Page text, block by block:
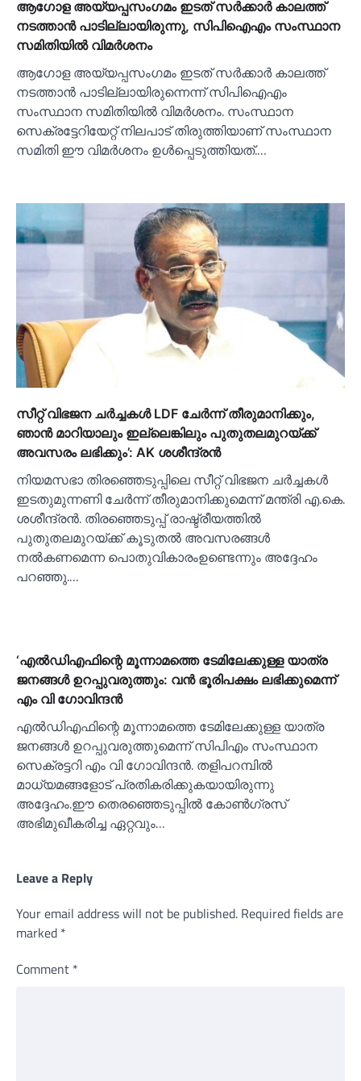
ആഗോള അയ്യപ്പസംഗമം ഇടത് സര്‍ക്കാര്‍ കാലത്ത്
നടത്താന്‍ പാടില്ലായിരുന്നു, സിപിഐഎം സംസ്ഥാന
സമിതിയില്‍ വിമര്‍ശനം
ആഗോള അയ്യപ്പസംഗമം ഇടത് സര്‍ക്കാര്‍ കാലത്ത്
നടത്താന്‍ പാടില്ലായിരുന്നെന്ന് സിപിഐഎം
സംസ്ഥാന സമിതിയില്‍ വിമര്‍ശനം. സംസ്ഥാന
സെക്രട്ടേറിയേറ്റ് നിലപാട് തിരുത്തിയാണ് സംസ്ഥാന
സമിതി ഈ വിമര്‍ശനം ഉള്‍പ്പെടുത്തിയത്.…
സീറ്റ് വിഭജന ചര്‍ച്ചകള്‍ LDF ചേര്‍ന്ന് തീരുമാനിക്കും,
ഞാൻ മാറിയാലും ഇല്ലെങ്കിലും പുതുതലമുറയ്ക്ക്
അവസരം ലഭിക്കും’: AK ശശീന്ദ്രൻ
നിയമസഭാ തിരഞ്ഞെടുപ്പിലെ സീറ്റ് വിഭജന ചർച്ചകള്‍
ഇടതുമുന്നണി ചേർന്ന് തീരുമാനിക്കുമെന്ന് മന്ത്രി എ.കെ.
ശശീന്ദ്രൻ. തിരഞ്ഞെടുപ്പ് രാഷ്ട്രീയത്തില്‍
പുതുതലമുറയ്ക്ക് കൂടുതല്‍ അവസരങ്ങള്‍
നല്‍കണമെന്ന പൊതുവികാരംഉണ്ടെന്നും അദ്ദേഹം
പറഞ്ഞു.…
‘എല്‍ഡിഎഫിന്റെ മൂന്നാമത്തെ ടേമിലേക്കുള്ള യാത്ര
ജനങ്ങള്‍ ഉറപ്പുവരുത്തും: വൻ ഭൂരിപക്ഷം ലഭിക്കുമെന്ന്
എം വി ഗോവിന്ദൻ
എല്‍ഡിഎഫിന്റെ മൂന്നാമത്തെ ടേമിലേക്കുള്ള യാത്ര
ജനങ്ങള്‍ ഉറപ്പുവരുത്തുമെന്ന് സിപിഎം സംസ്ഥാന
സെക്രട്ടറി എം വി ഗോവിന്ദൻ. തളിപറമ്പില്‍
മാധ്യമങ്ങളോട് പ്രതികരിക്കുകയായിരുന്നു
അദ്ദേഹം.ഈ തെരഞ്ഞെടുപ്പില്‍ കോണ്‍ഗ്രസ്
അഭിമുഖീകരിച്ച ഏറ്റവും…
Leave a Reply
Your email address will not be published. Required fields are
marked *
Comment *